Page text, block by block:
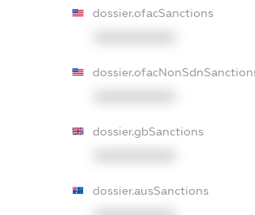
dossier.ofacSanctions
dossier.gbSanctions
dossier.ausSanctions